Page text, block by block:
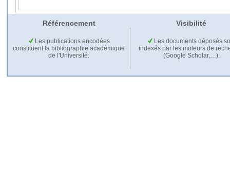
Référencement Visibilité
Les publications encodées
constituent la bibliographie académique
de l'Université.
Les documents déposés
indexés par les moteurs de
(Google Scholar,…).